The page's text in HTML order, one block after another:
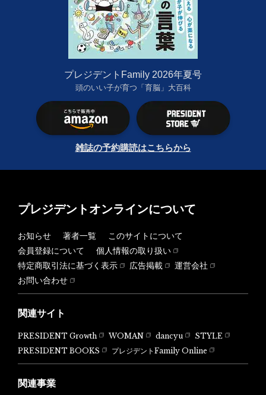
プレジデントFamily 2026年夏号
頭のいい子が育つ「育脳」大百科
雑誌の予約購読はこちらから
プレジデントオンラインについて
お知らせ 著者一覧
このサイトについて
会員登録について
個人情報の取り扱い
特定商取引法に基づく表示
広告掲載
運営会社
お問い合わせ
関連サイト
PRESIDENT Growth WOMAN dancyu
STYLE
PRESIDENT BOOKS
プレジデントFamily Online
関連事業